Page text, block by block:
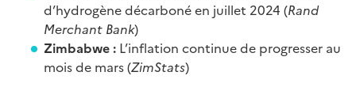
d’hydrogène décarboné en juillet 2024 (Rand
Merchant Bank)
Zimbabwe : L’inflation continue de progresser au
mois de mars (ZimStats)